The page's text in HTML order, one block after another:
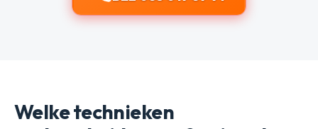
Welke technieken